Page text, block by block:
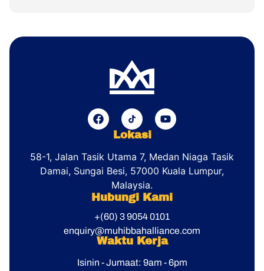
Lokasi
58-1, Jalan Tasik Utama 7, Medan Niaga Tasik
Damai, Sungai Besi, 57000 Kuala Lumpur,
Malaysia.
Hubungi Kami
+(60) 3 9054 0101
enquiry@muhibbahalliance.com
Waktu Kerja
Isinin - Jumaat: 9am - 6pm